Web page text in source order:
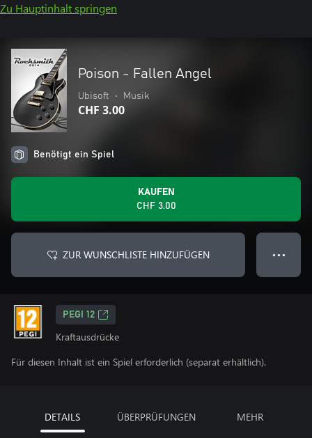
Zu Hauptinhalt springen
Poison - Fallen Angel
Ubisoft • Musik
CHF 3.00
Benötigt ein Spiel
KAUFEN
CHF 3.00
ZUR WUNSCHLISTE HINZUFÜGEN ● ● ●
PEGI 12
Kraftausdrücke
Für diesen Inhalt ist ein Spiel erforderlich (separat erhältlich).
DETAILS ÜBERPRÜFUNGEN MEHR